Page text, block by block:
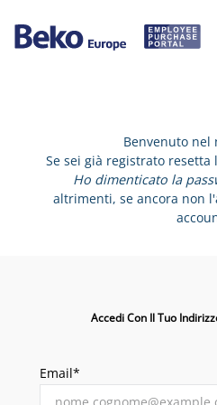
Benvenuto nel
Se sei già registrato
Ho dimenticato la
altrimenti, se ancora non
Accedi Con Il Tuo
Email*